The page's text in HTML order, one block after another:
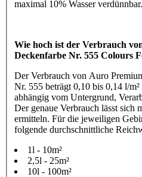
maximal 10% Wasser verdünnbar.
Wie hoch ist der Verbrauch
Deckenfarbe Nr. 555 Colours
Der Verbrauch von Auro
Nr. 555 beträgt 0,10 bis 0,14 l/
abhängig vom Untergrund,
Der genaue Verbrauch lässt sich
ermitteln. Für die jeweiligen
folgende durchschnittliche
1l - 10m²
2,5l - 25m²
10l - 100m²